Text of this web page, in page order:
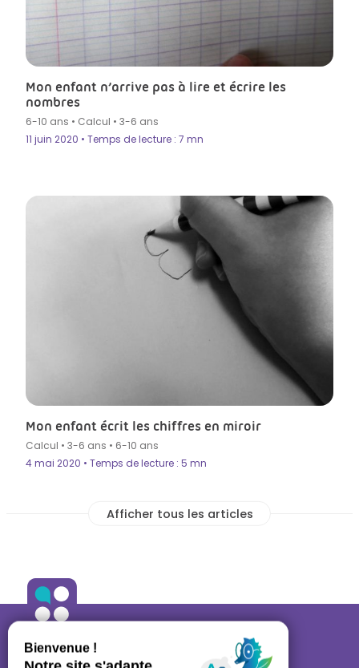
Mon enfant n’arrive pas à lire et écrire les
nombres
6-10 ans • Calcul • 3-6 ans
11 juin 2020 • Temps de lecture : 7 mn
Mon enfant écrit les chiffres en miroir
Calcul • 3-6 ans • 6-10 ans
4 mai 2020 • Temps de lecture : 5 mn